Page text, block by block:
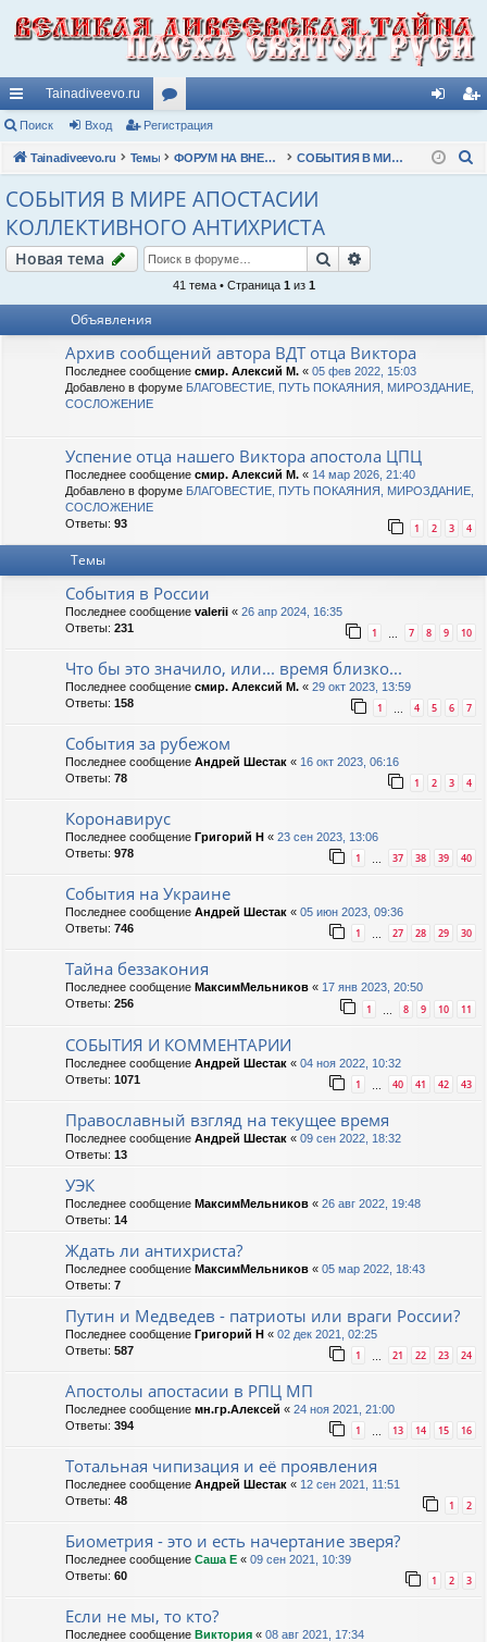
с
ы
лк
и
Tainadiveevo.ru
ор
ум
ы
д ис
Поиск Вход Регистрация
Tainadiveevo.ru Темы ФОРУМ НА ВНЕШНИЕ ТЕМЫ ЧИТАТЕЛЕЙ СОБЫТИЯ В МИРЕ АПОСТАСИИ КОЛЛЕКТИВНОГО АНТИХРИСТА
СОБЫТИЯ В МИРЕ АПОСТАСИИ
КОЛЛЕКТИВНОГО АНТИХРИСТА
Новая тема Поиск
41 тема • Страница 1 из 1
Объявления
Архив сообщений автора ВДТ отца Виктора
Последнее сообщение смир. Алексий М. « 05 фев 2022, 15:03
Добавлено в форуме БЛАГОВЕСТИЕ, ПУТЬ ПОКАЯНИЯ, МИРОЗДАНИЕ,
СОСЛОЖЕНИЕ
Успение отца нашего Виктора апостола ЦПЦ
Последнее сообщение смир. Алексий М. « 14 мар 2026, 21:40
Добавлено в форуме БЛАГОВЕСТИЕ, ПУТЬ ПОКАЯНИЯ, МИРОЗДАНИЕ,
СОСЛОЖЕНИЕ
Ответы: 93 1 2 3 4
Темы
События в России
Последнее сообщение valerii « 26 апр 2024, 16:35
Ответы: 231 1 … 7 8 9 10
Что бы это значило, или... время близко...
Последнее сообщение смир. Алексий М. « 29 окт 2023, 13:59
Ответы: 158 1 … 4 5 6 7
События за рубежом
Последнее сообщение Андрей Шестак « 16 окт 2023, 06:16
Ответы: 78 1 2 3 4
Коронавирус
Последнее сообщение Григорий Н « 23 сен 2023, 13:06
Ответы: 978 1 … 37 38 39 40
События на Украине
Последнее сообщение Андрей Шестак « 05 июн 2023, 09:36
Ответы: 746 1 … 27 28 29 30
Тайна беззакония
Последнее сообщение МаксимМельников « 17 янв 2023, 20:50
Ответы: 256 1 8 9 10 11
СОБЫТИЯ И КОММЕНТАРИИ
Последнее сообщение Андрей Шестак « 04 ноя 2022, 10:32
Ответы: 1071 1 40 41 42 43
Православный взгляд на текущее время
Последнее сообщение Андрей Шестак « 09 сен 2022, 18:32
Ответы: 13
УЭК
Последнее сообщение МаксимМельников « 26 авг 2022, 19:48
Ответы: 14
Ждать ли антихриста?
Последнее сообщение МаксимМельников « 05 мар 2022, 18:43
Ответы: 7
Путин и Медведев - патриоты или враги России?
Последнее сообщение Григорий Н « 02 дек 2021, 02:25
Ответы: 587 1 21 22 23 24
Апостолы апостасии в РПЦ МП
Последнее сообщение мн.гр.Алексей « 24 ноя 2021, 21:00
Ответы: 394 1 13 14 15 16
Тотальная чипизация и её проявления
Последнее сообщение Андрей Шестак « 12 сен 2021, 11:51
Ответы: 48 1 2
Биометрия - это и есть начертание зверя?
Последнее сообщение Саша Е « 09 сен 2021, 10:39
Ответы: 60 1 2 3
Если не мы, то кто?
Последнее сообщение Виктория « 08 авг 2021, 17:34